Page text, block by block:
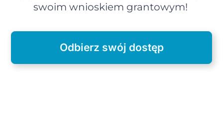
swoim wnioskiem grantowym!
Odbierz swój dostęp